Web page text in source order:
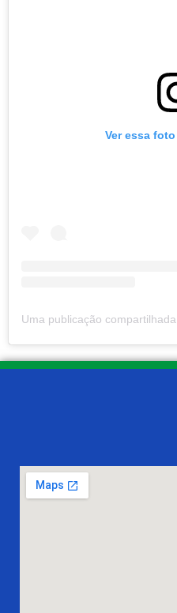
Ver essa